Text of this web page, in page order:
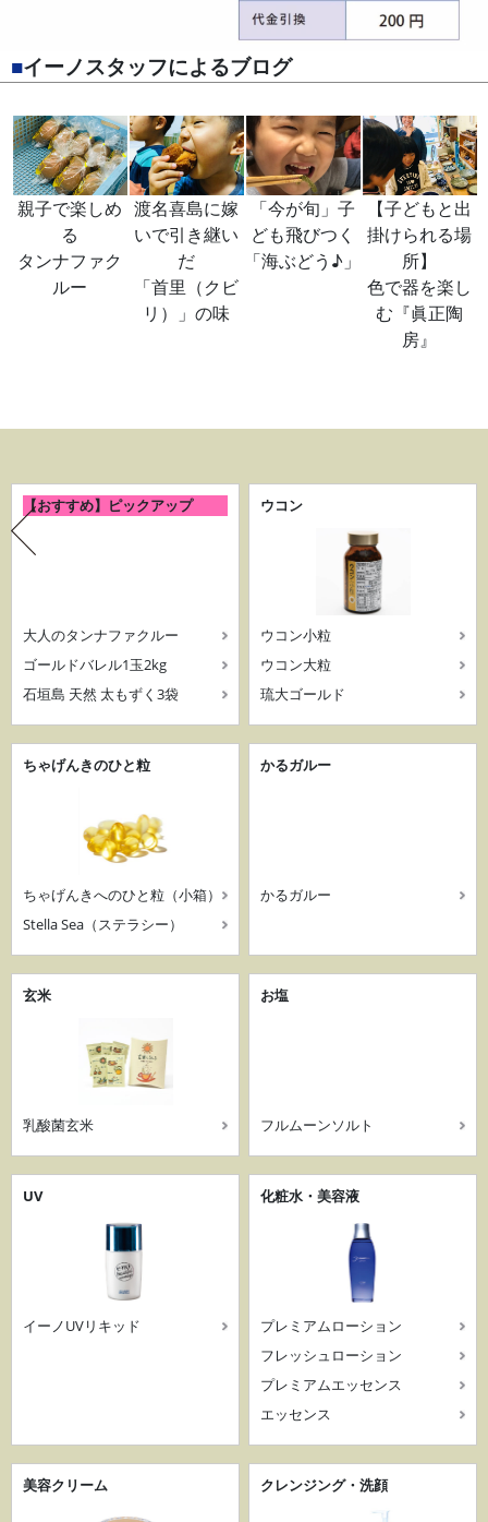
■イーノスタッフによるブログ
親子で楽しめ
る
タンナファク
ルー
渡名喜島に嫁
いで引き継い
だ
「首里（クビ
リ）」の味
「今が旬」子
ども飛びつく
「海ぶどう♪」
【子どもと出
掛けられる場
所】
色で器を楽し
む『眞正陶
房』
【おすすめ】ピックアップ
大人のタンナファクルー
ゴールドバレル1玉2kg
石垣島 天然 太もずく3袋
ウコン
ウコン小粒
ウコン大粒
琉大ゴールド
ちゃげんきのひと粒
ちゃげんきへのひと粒（小箱）
Stella Sea（ステラシー）
かるガルー
かるガルー
玄米
乳酸菌玄米
お塩
フルムーンソルト
UV
イーノUVリキッド
化粧水・美容液
プレミアムローション
フレッシュローション
プレミアムエッセンス
エッセンス
美容クリーム クレンジング・洗顔